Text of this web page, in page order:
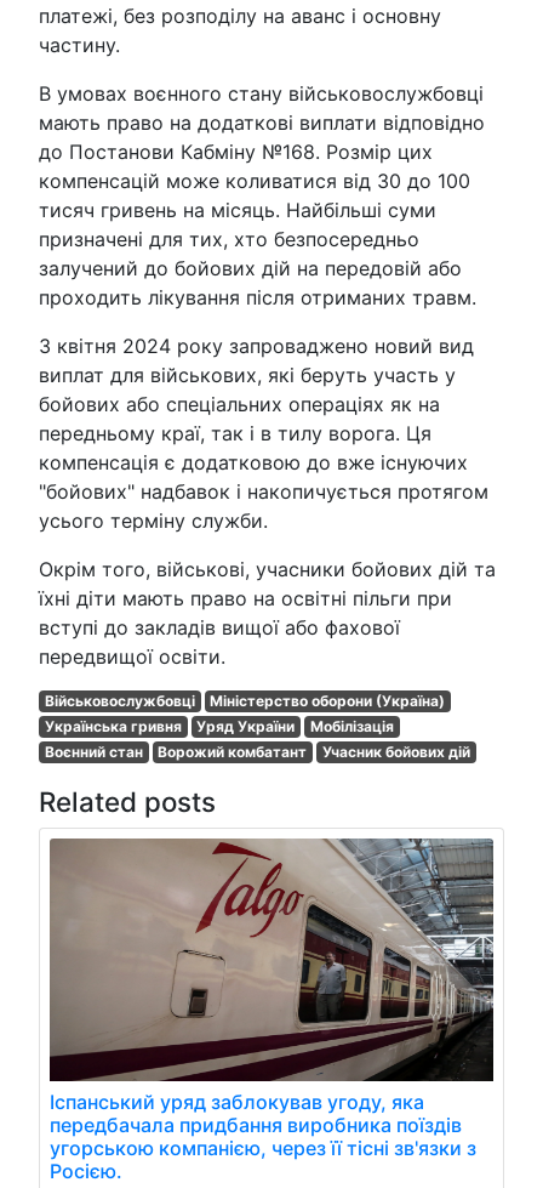
платежі, без розподілу на аванс і основну
частину.
В умовах воєнного стану військовослужбовці
мають право на додаткові виплати відповідно
до Постанови Кабміну №168. Розмір цих
компенсацій може коливатися від 30 до 100
тисяч гривень на місяць. Найбільші суми
призначені для тих, хто безпосередньо
залучений до бойових дій на передовій або
проходить лікування після отриманих травм.
З квітня 2024 року запроваджено новий вид
виплат для військових, які беруть участь у
бойових або спеціальних операціях як на
передньому краї, так і в тилу ворога. Ця
компенсація є додатковою до вже існуючих
"бойових" надбавок і накопичується протягом
усього терміну служби.
Окрім того, військові, учасники бойових дій та
їхні діти мають право на освітні пільги при
вступі до закладів вищої або фахової
передвищої освіти.
Військовослужбовці
Міністерство оборони (Україна)
Українська гривня
Уряд України
Мобілізація
Воєнний стан
Ворожий комбатант Учасник бойових дій
Related posts
Іспанський уряд заблокував угоду, яка
передбачала придбання виробника поїздів
угорською компанією, через її тісні зв'язки з
Росією.